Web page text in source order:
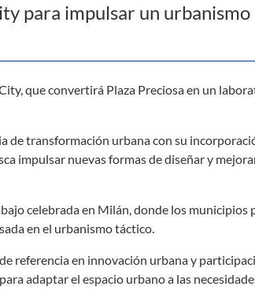
para impulsar un urbanismo
que convertirá Plaza Preciosa en un
de transformación urbana con su
impulsar nuevas formas de diseñar y
celebrada en Milán, donde los municipios
en el urbanismo táctico.
referencia en innovación urbana y
adaptar el espacio urbano a las